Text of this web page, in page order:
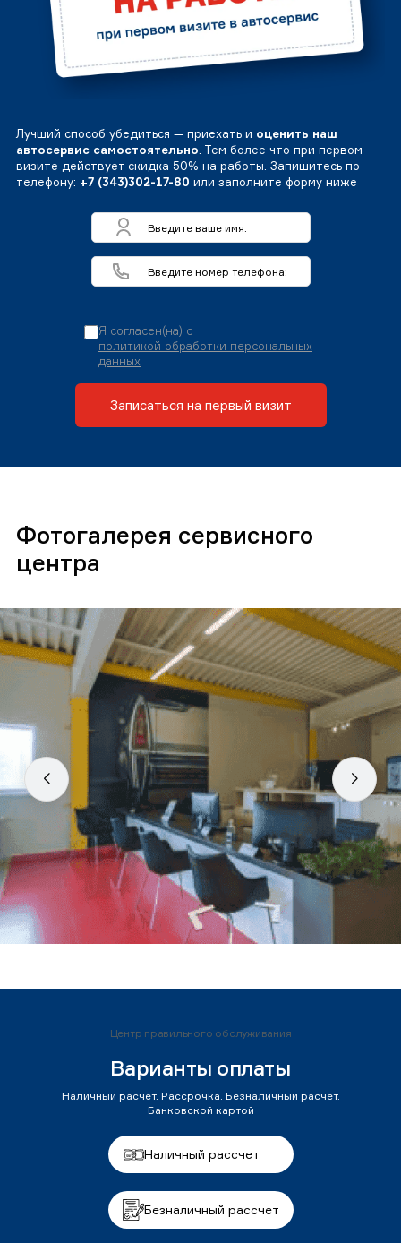
Лучший способ убедиться — приехать и оценить наш
автосервис самостоятельно. Тем более что при первом
визите действует скидка 50% на работы. Запишитесь по
телефону: +7 (343)302-17-80 или заполните форму ниже
Я согласен(на) с
политикой обработки персональных
данных
Записаться на первый визит
Фотогалерея сервисного
центра
Центр правильного обслуживания
Варианты оплаты
Наличный расчет. Рассрочка. Безналичный расчет.
Банковской картой
Наличный рассчет
Безналичный рассчет